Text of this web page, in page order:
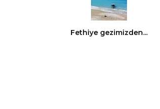
Fethiye gezimizden...